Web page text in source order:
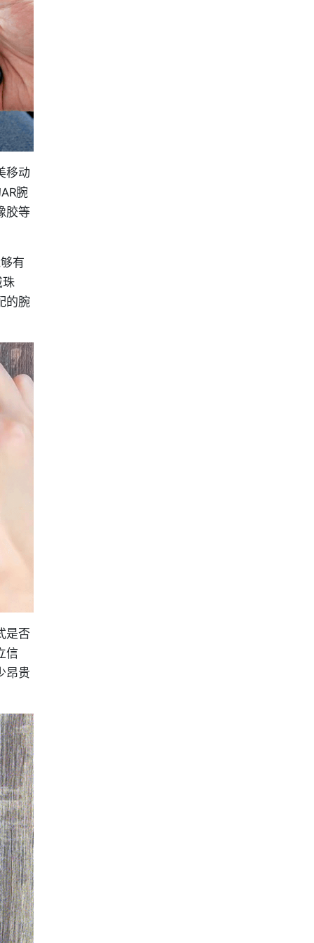
移动
腕
胶等
有
珠
的腕
是否
信
昂贵